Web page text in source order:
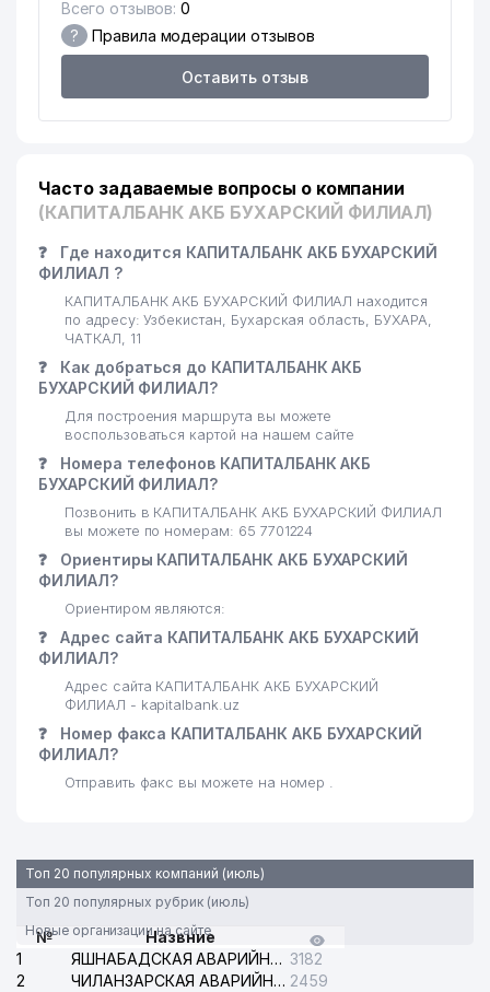
Всего отзывов: 0
? Правила модерации отзывов
Оставить отзыв
Часто задаваемые вопросы о компании
(КАПИТАЛБАНК АКБ БУХАРСКИЙ ФИЛИАЛ)
❓
Где находится КАПИТАЛБАНК АКБ БУХАРСКИЙ
ФИЛИАЛ ?
КАПИТАЛБАНК АКБ БУХАРСКИЙ ФИЛИАЛ находится
по адресу: Узбекистан, Бухарская область, БУХАРА,
ЧАТКАЛ, 11
❓
Как добраться до КАПИТАЛБАНК АКБ
БУХАРСКИЙ ФИЛИАЛ?
Для построения маршрута вы можете
воспользоваться картой на нашем сайте
❓
Номера телефонов КАПИТАЛБАНК АКБ
БУХАРСКИЙ ФИЛИАЛ?
Позвонить в КАПИТАЛБАНК АКБ БУХАРСКИЙ ФИЛИАЛ
вы можете по номерам: 65 7701224
❓
Ориентиры КАПИТАЛБАНК АКБ БУХАРСКИЙ
ФИЛИАЛ?
Ориентиром являются:
❓
Адрес сайта КАПИТАЛБАНК АКБ БУХАРСКИЙ
ФИЛИАЛ?
Адрес сайта КАПИТАЛБАНК АКБ БУХАРСКИЙ
ФИЛИАЛ - kapitalbank.uz
❓
Номер факса КАПИТАЛБАНК АКБ БУХАРСКИЙ
ФИЛИАЛ?
Отправить факс вы можете на номер .
Топ 20 популярных компаний (июль)
Топ 20 популярных рубрик (июль)
Новые организации на сайте
№
Назвние
1
ЯШНАБАДСКАЯ АВАРИЙНАЯ СЛУЖБА ЭЛЕКТРОСЕТИ 3182
2
ЧИЛАНЗАРСКАЯ АВАРИЙНАЯ СЛУЖБА ЭЛЕКТРОСЕТИ 2459